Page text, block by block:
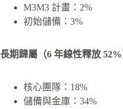
M3M3 計畫：2%
初始儲備：3%
長期歸屬（6 年線性釋放 52%
核心團隊：18%
儲備與金庫：34%